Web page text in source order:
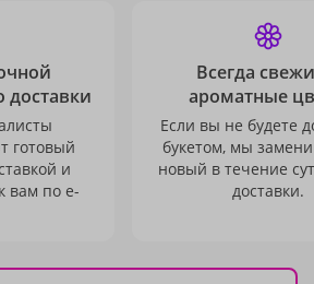
готовый
и
вам по e-
Всегда
ароматные
Если вы не будете
букетом, мы
новый в течение
доставки.